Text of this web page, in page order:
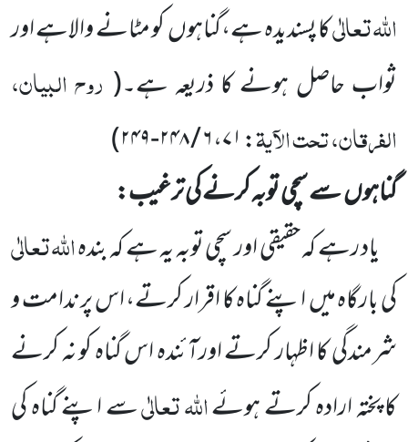
اللہتعالٰیکا پسندیدہ ہے،گناہوںکو مٹانے والاہے اور
ثواب حاصل ہونے کا ذریعہ ہے۔( روح البیان،
الفرقان، تحت الآیۃ:۷۱،۶ / ۲۴۸-۲۴۹
)
گناہوںسے سچی توبہ کرنے کی ترغیب:
یاد رہے کہ حقیقی اور سچی توبہ یہ ہےکہ بندہاللہتعالٰی
کی بارگاہ میںاپنے گناہ کا اقرار کرتے، اس پر ندامت و
شرمندگی کا اظہار کرتے اورآئندہ اس گناہ کو نہ کرنے
کا پختہ ارادہ کرتے ہوئےاللہتعالٰیسے اپنے گناہ کی